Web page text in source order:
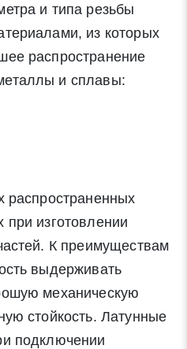
и типа резьбы
из которых
распространение
и сплавы:
распространенных
изготовлении
К преимуществам
выдерживать
механическую
стойкость. Латунные
подключении